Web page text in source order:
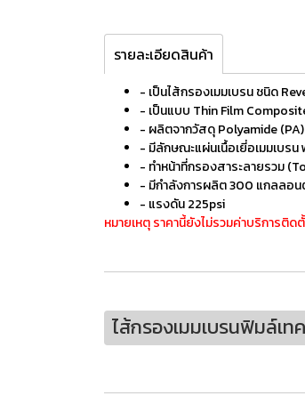
รายละเอียดสินค้า
- เป็นไส้กรองเมมเบรน ชนิด
- เป็นแบบ Thin Film
- ผลิตจากวัสดุ Polyamide (PA)
- มีลักษณะแผ่นเนื้อเยี่อเมมเบร
- ทำหน้าที่กรองสาระลายรวม
- มีกำลังการผลิต 300 แกลลอ
- แรงดัน 225psi
หมายเหตุ ราคานี้ยังไม่รวมค่าบริการติด
ไส้กรองเมมเบรนฟิมล์เ